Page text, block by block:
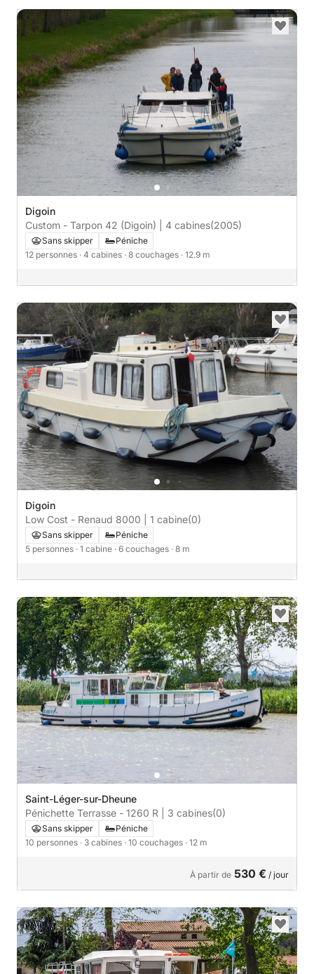
Digoin
Custom - Tarpon 42 (Digoin) | 4 cabines(2005)
Sans skipper
Péniche
12 personnes · 4 cabines · 8 couchages · 12.9 m
Digoin
Low Cost - Renaud 8000 | 1 cabine(0)
Sans skipper
Péniche
5 personnes · 1 cabine · 6 couchages · 8 m
Saint-Léger-sur-Dheune
Pénichette Terrasse - 1260 R | 3 cabines(0)
Sans skipper
Péniche
10 personnes · 3 cabines · 10 couchages · 12 m
À partir de 530 € / jour